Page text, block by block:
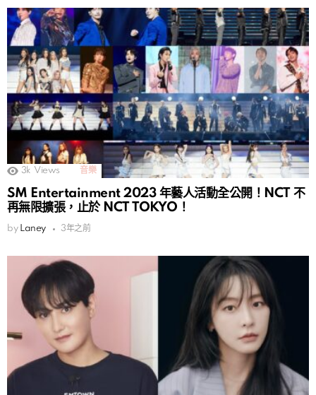
3k Views 音樂
SM Entertainment 2023 年藝人活動全公開！NCT 不
再無限擴張，止於 NCT TOKYO！
by Laney 3年之前